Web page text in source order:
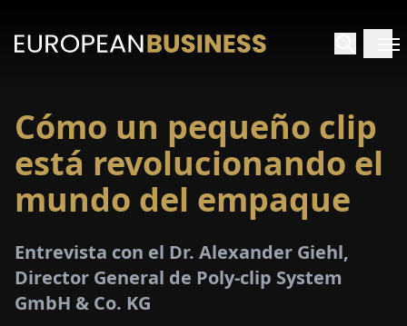
Cómo un pequeño clip
está revolucionando el
mundo del empaque
Entrevista con el Dr. Alexander Giehl,
Director General de Poly-clip System
GmbH & Co. KG